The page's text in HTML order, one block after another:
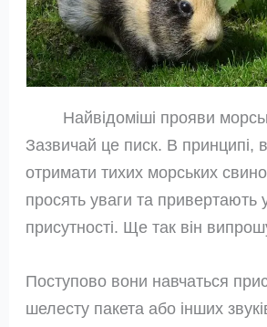
Найвідоміші прояви
Зазвичай це писк. В принципі,
отримати тихих морських
просять уваги та привертають
присутності. Ще так він
Поступово вони навчаться
шелесту пакета або інших